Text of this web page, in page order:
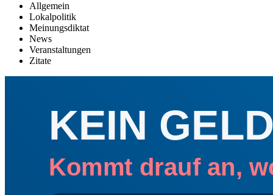
Allgemein
Lokalpolitik
Meinungsdiktat
News
Veranstaltungen
Zitate